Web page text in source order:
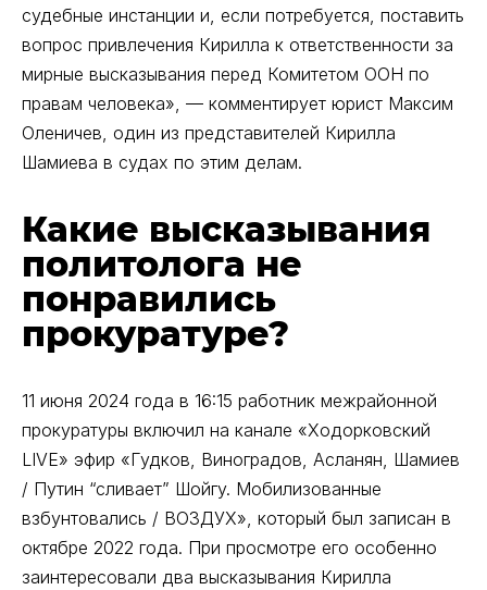
судебные инстанции и, если потребуется, поставить
вопрос привлечения Кирилла к ответственности за
мирные высказывания перед Комитетом ООН по
правам человека», –– комментирует юрист Максим
Оленичев, один из представителей Кирилла
Шамиева в судах по этим делам.
Какие высказывания
политолога не
понравились
прокуратуре?
11 июня 2024 года в 16:15 работник межрайонной
прокуратуры включил на канале «Ходорковский
LIVE» эфир «Гудков, Виноградов, Асланян, Шамиев
/ Путин “сливает” Шойгу. Мобилизованные
взбунтовались / ВОЗДУХ», который был записан в
октябре 2022 года. При просмотре его особенно
заинтересовали два высказывания Кирилла